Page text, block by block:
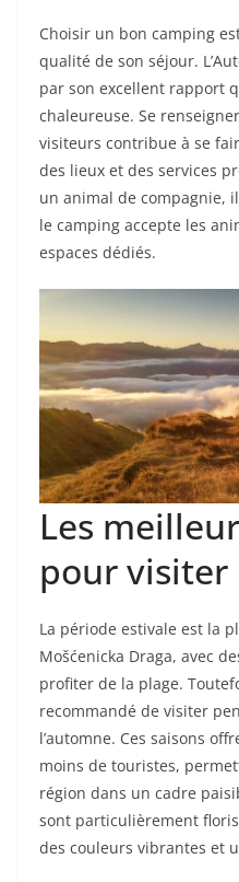
Choisir un bon camping
qualité de son séjour.
par son excellent rapport
chaleureuse. Se
visiteurs contribue à se
des lieux et des services
un animal de compagnie,
le camping accepte les
espaces dédiés.
Les
pour visiter
La période estivale est la
Mošćenicka Draga, avec
profiter de la plage.
recommandé de visiter
l’automne. Ces saisons
moins de touristes,
région dans un cadre
sont particulièrement
des couleurs vibrantes et